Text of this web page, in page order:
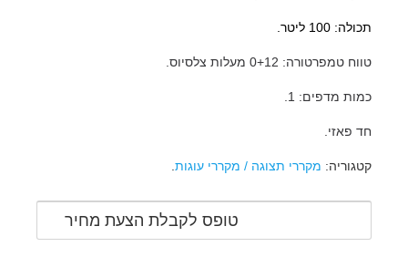
תכולה: 100 ליטר.
טווח טמפרטורה: 0+12 מעלות צלסיוס.
כמות מדפים: 1.
חד פאזי.
קטגוריה: מקררי תצוגה / מקררי עוגות
טופס לקבלת הצעת מחיר